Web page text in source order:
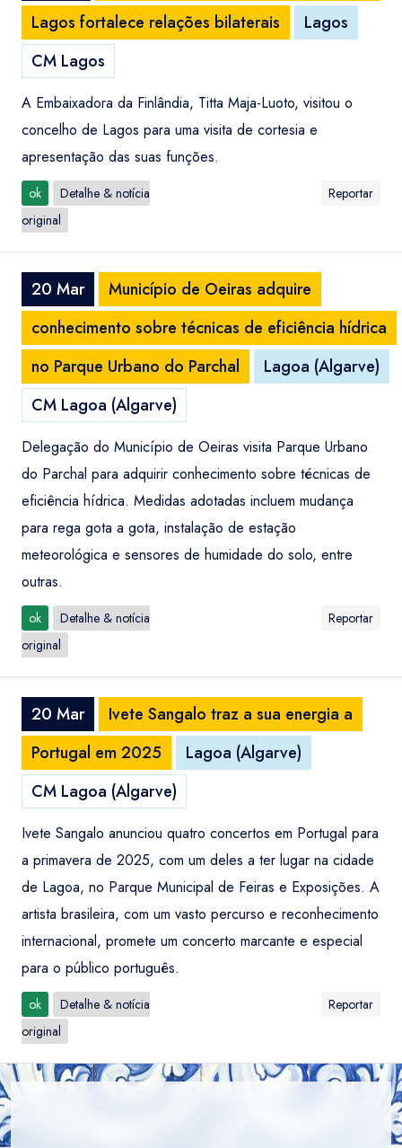
Lagos fortalece relações bilaterais
Lagos
CM Lagos
A Embaixadora da Finlândia, Titta Maja-Luoto, visitou o
concelho de Lagos para uma visita de cortesia e
apresentação das suas funções.
ok
Detalhe & notícia
original
Reportar
20 Mar
Município de Oeiras adquire
conhecimento sobre técnicas de eficiência hídrica
no Parque Urbano do Parchal
Lagoa (Algarve)
CM Lagoa (Algarve)
Delegação do Município de Oeiras visita Parque Urbano
do Parchal para adquirir conhecimento sobre técnicas de
eficiência hídrica. Medidas adotadas incluem mudança
para rega gota a gota, instalação de estação
meteorológica e sensores de humidade do solo, entre
outras.
ok
Detalhe & notícia
original
Reportar
20 Mar
Ivete Sangalo traz a sua energia a
Portugal em 2025
Lagoa (Algarve)
CM Lagoa (Algarve)
Ivete Sangalo anunciou quatro concertos em Portugal para
a primavera de 2025, com um deles a ter lugar na cidade
de Lagoa, no Parque Municipal de Feiras e Exposições. A
artista brasileira, com um vasto percurso e reconhecimento
internacional, promete um concerto marcante e especial
para o público português.
ok
Detalhe & notícia
original
Reportar